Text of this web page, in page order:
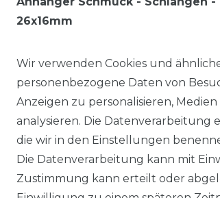
26x16mm
Wir verwenden Cookies und
personenbezogene Daten von
Anzeigen zu personalisieren,
analysieren. Die Datenverarbeitung
die wir in den Einstellungen
Die Datenverarbeitung kann mit
Zustimmung kann erteilt oder